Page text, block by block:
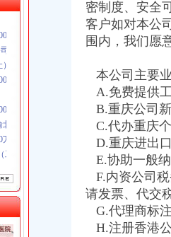
万 (进出口权)
渝九1000万 （增资）
万 （工商注册）
万 （进出口权）
100万 （进出口权）
（工商注册）
商注册）
万 (进出口权)
渝九1000万 （增资）
）
万 （工商注册）
密制度、安全
客户如对本公
围内，我们愿
本公司主要
A.免费提供
B.重庆公司
C.代办重庆
D.重庆进出
E.协助一般
F.内资公司
请发票、代交
G.代理商标
H.注册香港